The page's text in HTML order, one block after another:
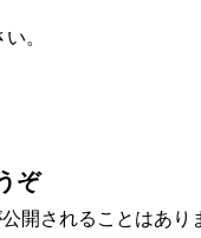
。
ぞ
開されることはあり